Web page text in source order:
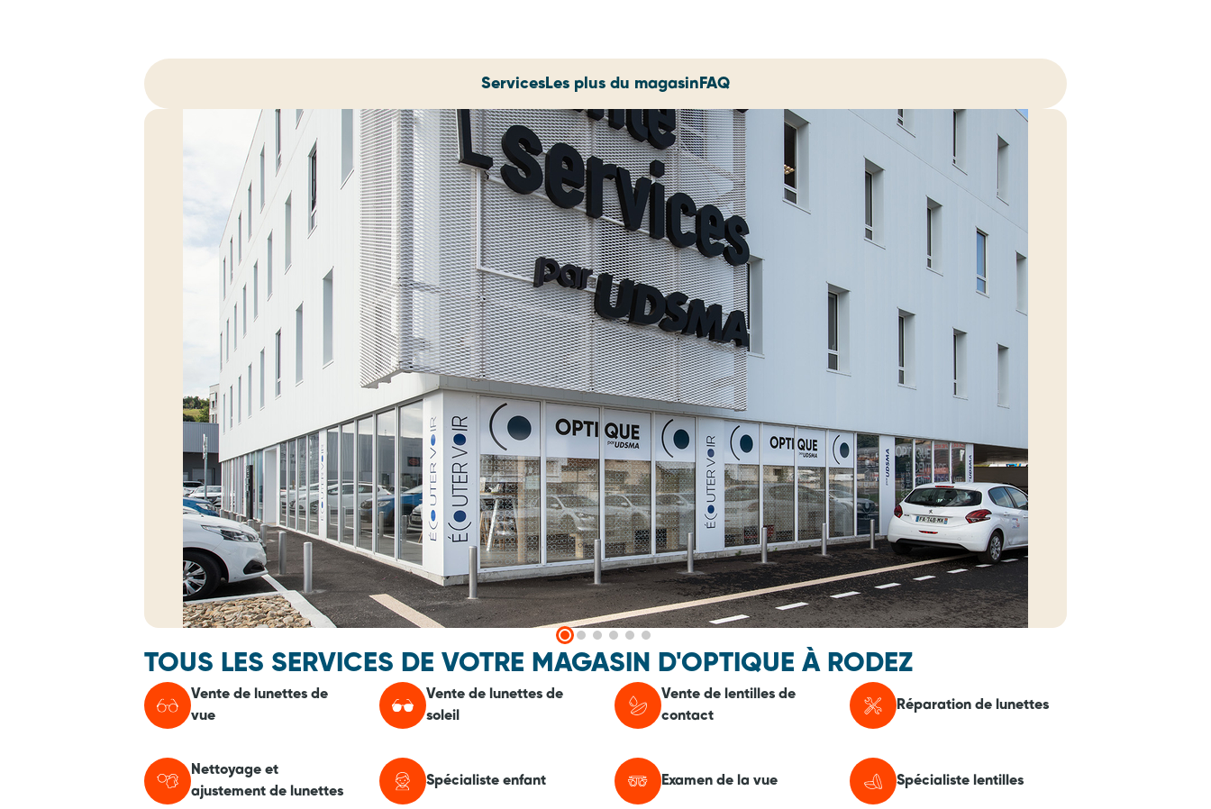
Services Les plus du magasin FAQ
TOUS LES SERVICES DE VOTRE MAGASIN D'OPTIQUE À RODEZ
Vente de lunettes de
vue
Vente de lunettes de
soleil
Vente de lentilles de
contact
Réparation de lunettes
Nettoyage et
ajustement de lunettes
Spécialiste enfant Examen de la vue Spécialiste lentilles